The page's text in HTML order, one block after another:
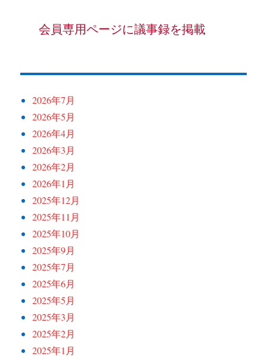
会員専用ページに議事録を掲載
2026年7月
2026年5月
2026年4月
2026年3月
2026年2月
2026年1月
2025年12月
2025年11月
2025年10月
2025年9月
2025年7月
2025年6月
2025年5月
2025年3月
2025年2月
2025年1月